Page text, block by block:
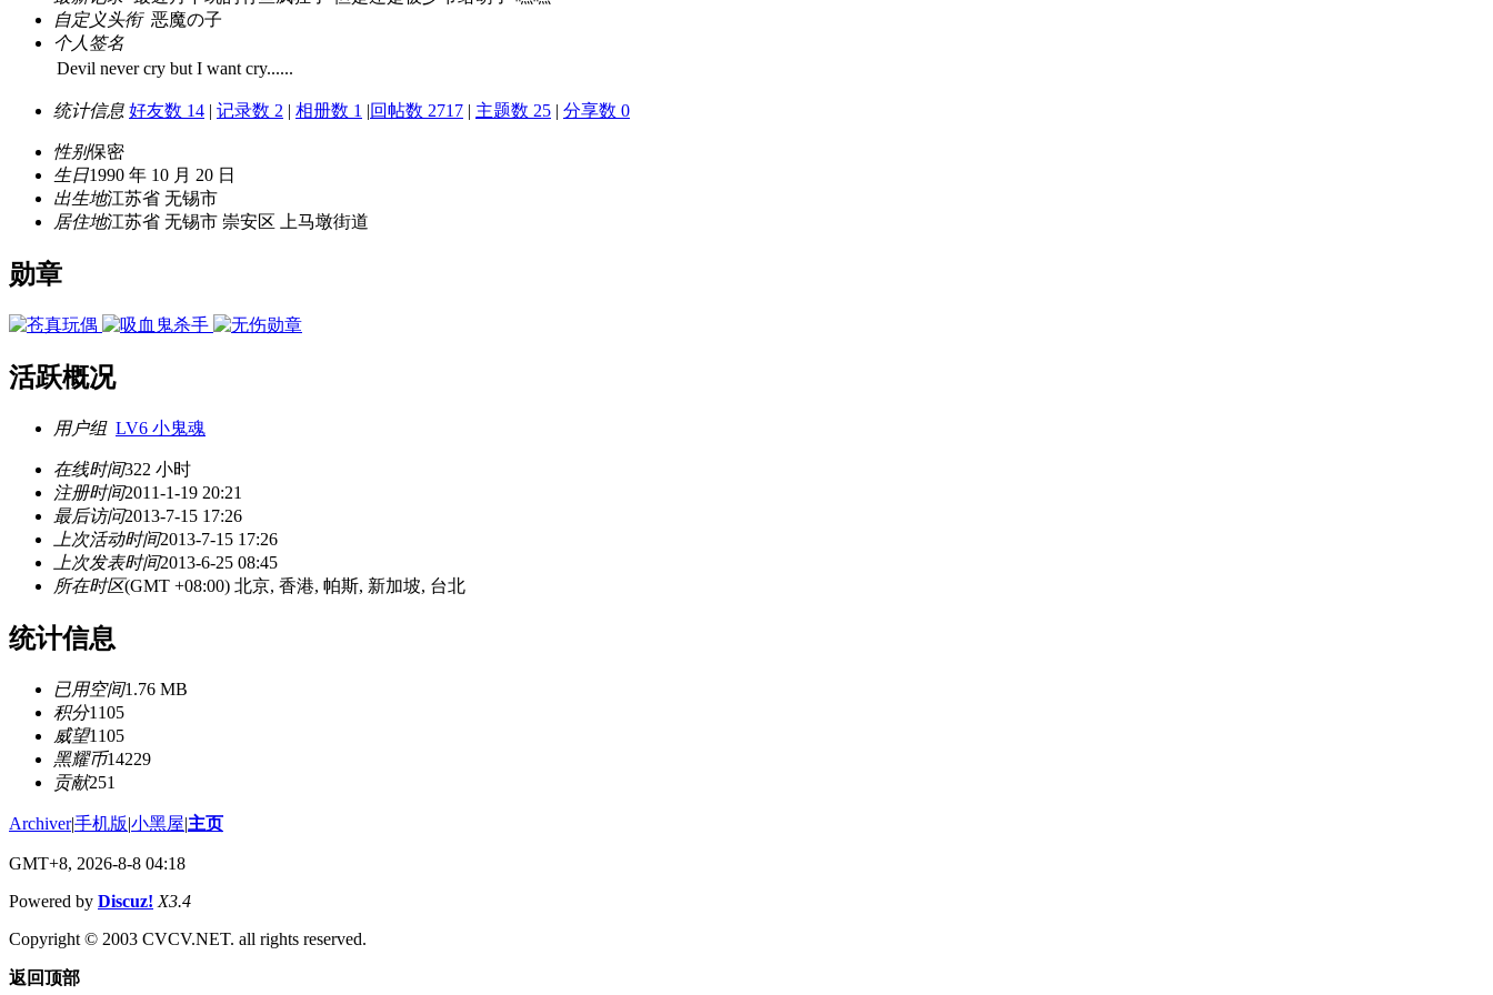
自定义头衔 恶魔の子
个人签名
Devil never cry but I want cry......
统计信息 好友数 14 | 记录数 2 | 相册数 1 |回帖数 2717 | 主题数 25 | 分享数 0
性别保密
生日1990 年 10 月 20 日
出生地江苏省 无锡市
居住地江苏省 无锡市 崇安区 上马墩街道
勋章
活跃概况
用户组 LV6 小鬼魂
在线时间322 小时
注册时间2011-1-19 20:21
最后访问2013-7-15 17:26
上次活动时间2013-7-15 17:26
上次发表时间2013-6-25 08:45
所在时区(GMT +08:00) 北京, 香港, 帕斯, 新加坡, 台北
统计信息
已用空间1.76 MB
积分1105
威望1105
黑耀币14229
贡献251
Archiver|手机版|小黑屋|主页
GMT+8, 2026-8-8 04:18
Powered by Discuz! X3.4
Copyright © 2003 CVCV.NET. all rights reserved.
返回顶部